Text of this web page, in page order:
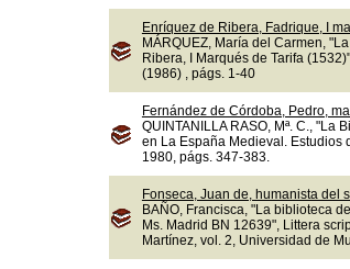
Enríquez de Ribera, Fadrique, I
MÁRQUEZ, María del Carmen,
Ribera, I Marqués de Tarifa
(1986) , págs. 1-40
Fernández de Córdoba, Pedro,
QUINTANILLA RASO, Mª. C., "La
en La España Medieval. Estudios
1980, págs. 347-383.
Fonseca, Juan de, humanista del
BAÑO, Francisca, "La biblioteca
Ms. Madrid BN 12639", Littera
Martínez, vol. 2, Universidad de